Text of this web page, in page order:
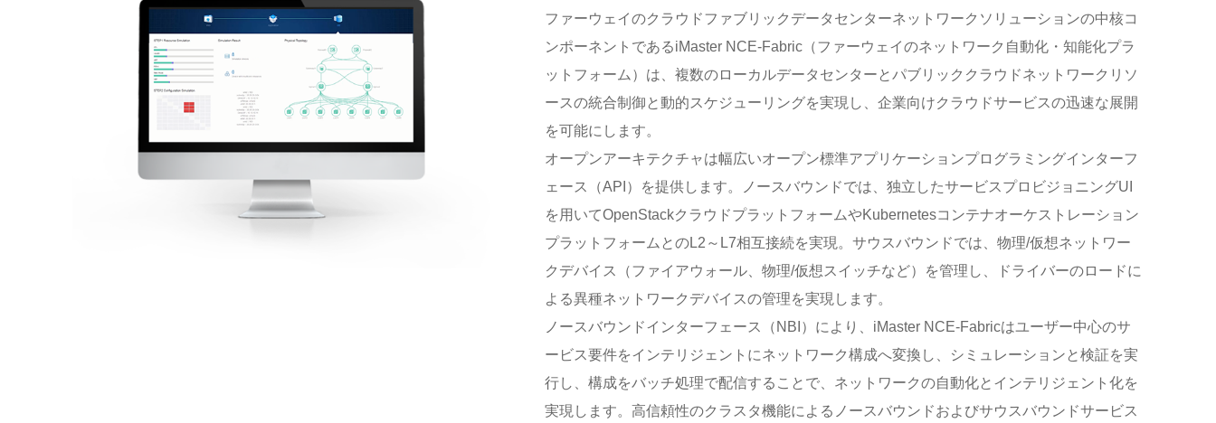
ファーウェイのクラウドファブリックデータセンターネットワークソリューションの中核コ
ンポーネントであるiMaster NCE-Fabric（ファーウェイのネットワーク自動化・知能化プラ
ットフォーム）は、複数のローカルデータセンターとパブリッククラウドネットワークリソ
ースの統合制御と動的スケジューリングを実現し、企業向けクラウドサービスの迅速な展開
を可能にします。
オープンアーキテクチャは幅広いオープン標準アプリケーションプログラミングインターフ
ェース（API）を提供します。ノースバウンドでは、独立したサービスプロビジョニングUI
を用いてOpenStackクラウドプラットフォームやKubernetesコンテナオーケストレーション
プラットフォームとのL2～L7相互接続を実現。サウスバウンドでは、物理/仮想ネットワー
クデバイス（ファイアウォール、物理/仮想スイッチなど）を管理し、ドライバーのロードに
よる異種ネットワークデバイスの管理を実現します。
ノースバウンドインターフェース（NBI）により、iMaster NCE-Fabricはユーザー中心のサ
ービス要件をインテリジェントにネットワーク構成へ変換し、シミュレーションと検証を実
行し、構成をバッチ処理で配信することで、ネットワークの自動化とインテリジェント化を
実現します。高信頼性のクラスタ機能によるノースバウンドおよびサウスバウンドサービス